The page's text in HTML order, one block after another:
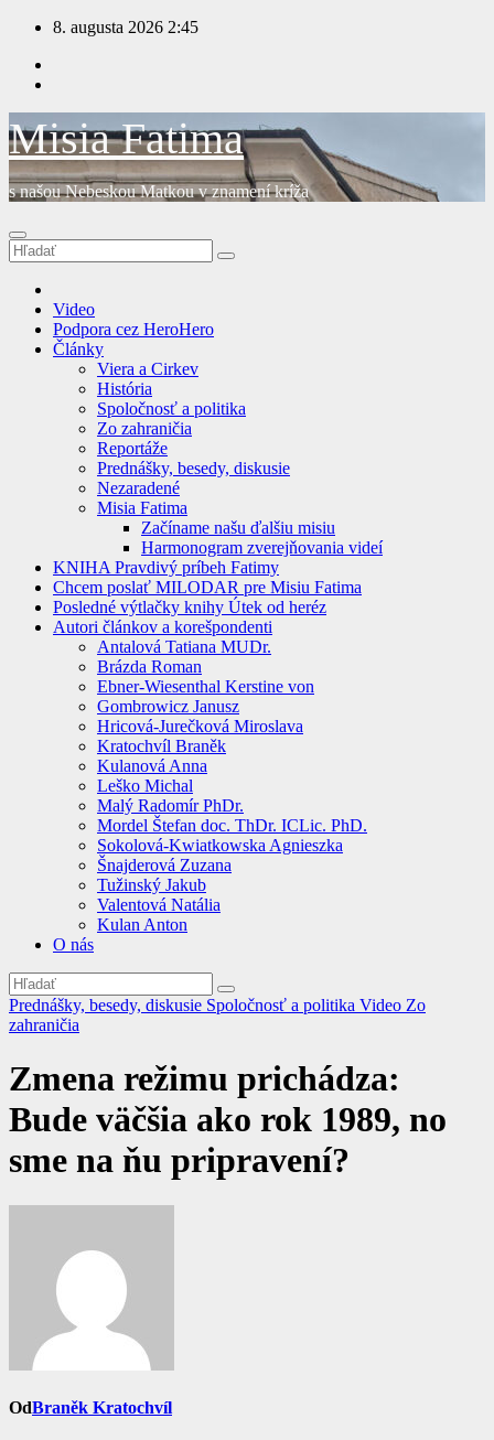
Prejsť
obsah
8. augusta 2026 2:45
Misia Fatima
s našou Nebeskou Matkou v znamení kríža
Video
Podpora cez HeroHero
Články
Viera a Cirkev
História
Spoločnosť a politika
Zo zahraničia
Reportáže
Prednášky, besedy, diskusie
Nezaradené
Misia Fatima
Začíname našu ďalšiu misiu
Harmonogram zverejňovania videí
KNIHA Pravdivý príbeh Fatimy
Chcem poslať MILODAR pre Misiu Fatima
Posledné výtlačky knihy Útek od heréz
Autori článkov a korešpondenti
Antalová Tatiana MUDr.
Brázda Roman
Ebner-Wiesenthal Kerstine von
Gombrowicz Janusz
Hricová-Jurečková Miroslava
Kratochvíl Braněk
Kulanová Anna
Leško Michal
Malý Radomír PhDr.
Mordel Štefan doc. ThDr. ICLic. PhD.
Sokolová-Kwiatkowska Agnieszka
Šnajderová Zuzana
Tužinský Jakub
Valentová Natália
Kulan Anton
O nás
Prednášky, besedy, diskusie Spoločnosť a politika Video Zo
zahraničia
Zmena režimu prichádza:
Bude väčšia ako rok 1989, no
sme na ňu pripravení?
OdBraněk Kratochvíl